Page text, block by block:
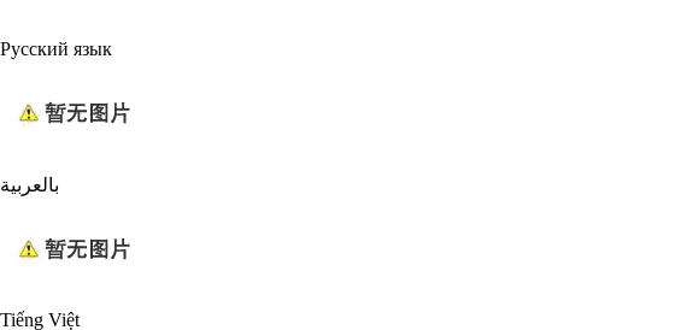
Русский язык
بالعربية
Tiếng Việt